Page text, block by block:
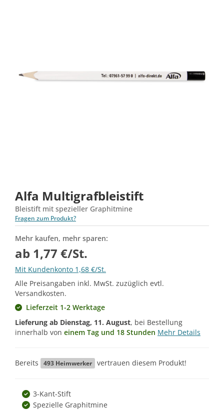
Alfa Multigrafbleistift
Bleistift mit spezieller Graphitmine
Fragen zum Produkt?
Mehr kaufen, mehr sparen:
ab 1,77 €/St.
Mit Kundenkonto 1,68 €/St.
Alle Preisangaben inkl. MwSt. zuzüglich evtl.
Versandkosten.
Lieferzeit 1-2 Werktage
Lieferung ab Dienstag, 11. August, bei Bestellung
innerhalb von einem Tag und 18 Stunden Mehr Details
Bereits 493 Heimwerker vertrauen diesem Produkt!
3-Kant-Stift
Spezielle Graphitmine